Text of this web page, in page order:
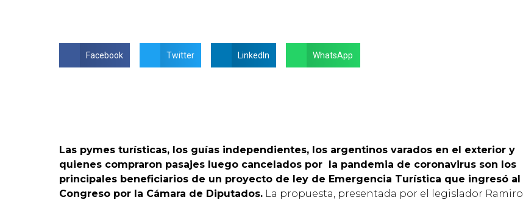
Facebook Twitter LinkedIn WhatsApp
Las pymes turísticas, los guías independientes, los argentinos varados en el exterior y
quienes compraron pasajes luego cancelados por la pandemia de coronavirus son los
principales beneficiarios de un proyecto de ley de Emergencia Turística que ingresó al
Congreso por la Cámara de Diputados. La propuesta, presentada por el legislador Ramiro